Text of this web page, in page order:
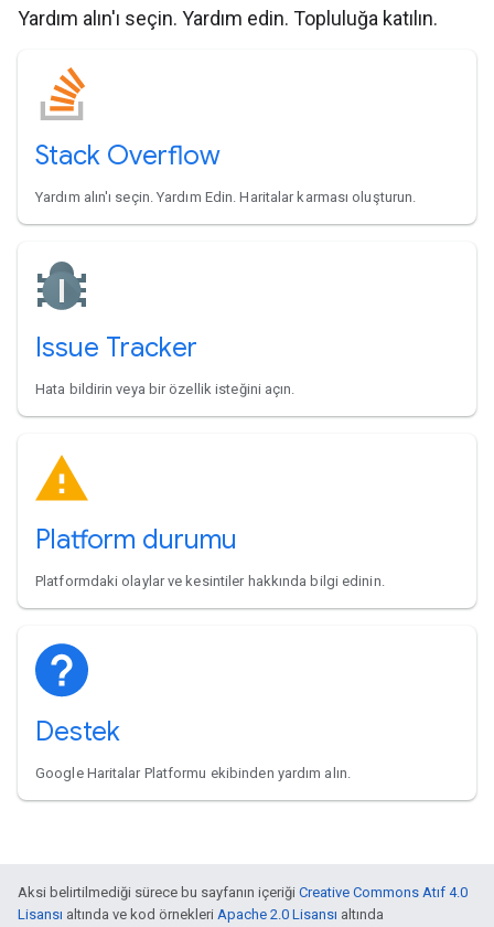
Yardım alın'ı seçin. Yardım edin. Topluluğa katılın.
Stack Overflow
Yardım alın'ı seçin. Yardım Edin. Haritalar karması oluşturun.
Issue Tracker
Hata bildirin veya bir özellik isteğini açın.
Platform durumu
Platformdaki olaylar ve kesintiler hakkında bilgi edinin.
Destek
Google Haritalar Platformu ekibinden yardım alın.
Aksi belirtilmediği sürece bu sayfanın içeriği Creative Commons Atıf 4.0
Lisansı altında ve kod örnekleri Apache 2.0 Lisansı altında